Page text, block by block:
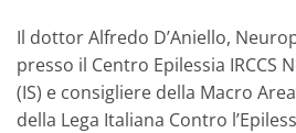
Il dottor Alfredo D’Aniello,
presso il Centro Epilessia IRCCS
(IS) e consigliere della Macro
della Lega Italiana Contro